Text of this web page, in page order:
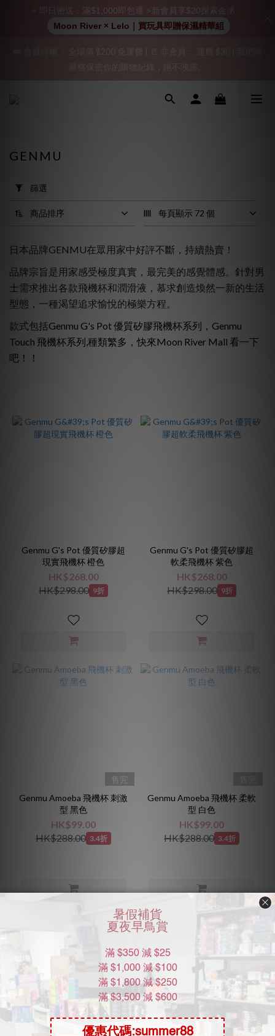
「保密出貨」（無店鋪資訊、一般紙箱）、隱私保護、加密付款、
立即註冊成為會員！
加入會員即享$20購物金  訂單商品好評再享$15購物金
👑 會員特權： 全場滿 $200 免運費 | 🚪 非會員： 運費 $30 | 我們將
嚴格保密你的購物紀錄，絕不洩露。
「保密出貨」（無店鋪資訊、一般紙箱）、隱私保護、加密付款、
用
選
價格
(HK$)
GENMU
篩選
商品排序 每頁顯示 72 個
日本品牌GENMU在眾用家中好評不斷，持續熱賣！
品牌宗旨是用家感受極度真實，最完美的感覺體感。針對男
士需求推出各款飛機杯和潤滑液，慕求創造煥然一新的生活
型態，一種渴望追求愉悅的極樂方程。
款式包括Genmu G's Pot 優質矽膠飛機杯系列，Genmu
Touch 飛機杯系列,種類繁多，快來Moon River Mall 看一下
吧！！
Genmu G's Pot 優質矽膠超
現實飛機杯 橙色
HK$268.00
HK$298.00 9折
Genmu G's Pot 優質矽膠超
軟柔飛機杯 紫色
HK$268.00
HK$298.00 9折
售完
Genmu Amoeba 飛機杯 刺激
型 黑色
HK$99.00
HK$288.00 3.4折
Genmu Amoeba 飛機杯 柔軟
型 白色
HK$99.00
HK$288.00 3.4折
Moon River Mall
關於我們
加入我們
批發查詢
⚡ 即日密送．滿$1,000即包運 ⚡新會員享$20探索金💰
Moon River × Lelo｜買玩具即贈保濕精華組